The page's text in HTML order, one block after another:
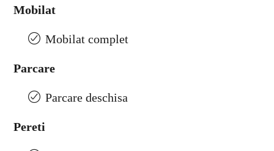
Mobilat
Mobilat complet
Parcare
Parcare deschisa
Pereti